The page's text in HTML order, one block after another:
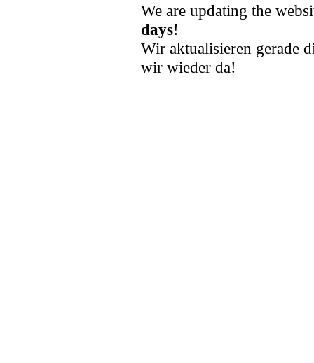
We are updating the
days!
Wir aktualisieren gerade
wir wieder da!